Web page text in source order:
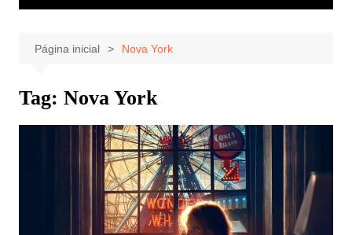
Página inicial Nova York
Tag: Nova York